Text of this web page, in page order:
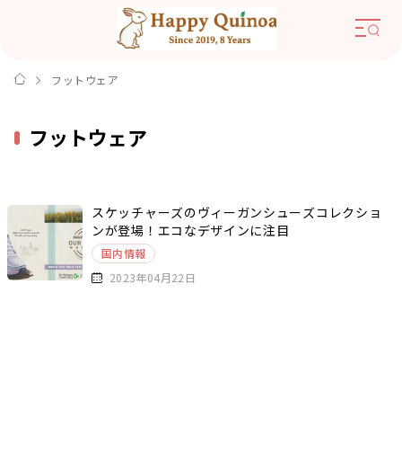
フットウェア
フットウェア
スケッチャーズのヴィーガンシューズコレクショ
ンが登場！エコなデザインに注目
国内情報
2023年04月22日